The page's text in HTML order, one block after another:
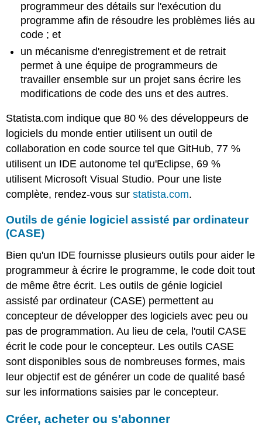
programmeur des détails sur l'exécution du
programme afin de résoudre les problèmes liés au
code ; et
un mécanisme d'enregistrement et de retrait
permet à une équipe de programmeurs de
travailler ensemble sur un projet sans écrire les
modifications de code des uns et des autres.
Statista.com indique que 80 % des développeurs de
logiciels du monde entier utilisent un outil de
collaboration en code source tel que GitHub, 77 %
utilisent un IDE autonome tel qu'Eclipse, 69 %
utilisent Microsoft Visual Studio. Pour une liste
complète, rendez-vous surstatista.com.
Outils de génie logiciel assisté par ordinateur
(CASE)
Bien qu'un IDE fournisse plusieurs outils pour aider le
programmeur à écrire le programme, le code doit tout
de même être écrit. Les outils de génie logiciel
assisté par ordinateur (CASE) permettent au
concepteur de développer des logiciels avec peu ou
pas de programmation. Au lieu de cela, l'outil CASE
écrit le code pour le concepteur. Les outils CASE
sont disponibles sous de nombreuses formes, mais
leur objectif est de générer un code de qualité basé
sur les informations saisies par le concepteur.
Créer, acheter ou s'abonner